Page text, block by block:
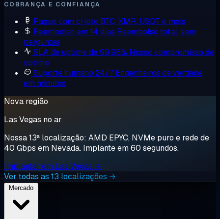
COBRANÇA E CONFIANÇA
Pague com cripto BTC, XMR, USDT e mais
Reembolso em 14 dias Reembolso total, sem
perguntas
SLA de uptime de 99,95% Nosso compromisso de
uptime
Suporte humano 24/7 Engenheiros de verdade,
em minutos
Nova região
Las Vegas no ar
Nossa 13ª localização: AMD EPYC, NVMe puro e rede de
40 Gbps em Nevada. Implante em 60 segundos.
Implantar em Las Vegas →
Ver todas as 13 localizações →